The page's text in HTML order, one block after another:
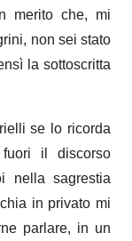
merito che, mi
non sei stato
la sottoscritta
se lo ricorda
fuori il discorso
nella sagrestia
in privato mi
parlare, in un